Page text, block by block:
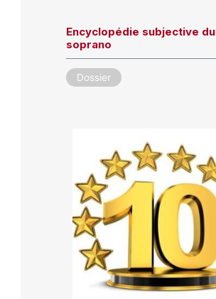
Encyclopédie subjective du
soprano
Dossier